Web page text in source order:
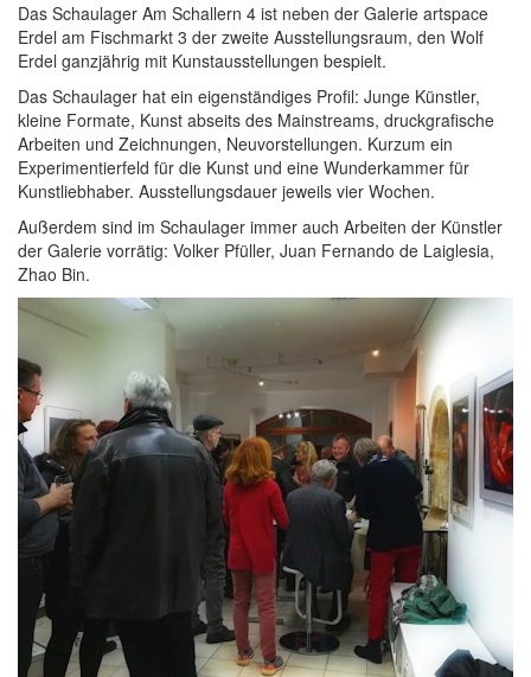
Das Schaulager Am Schallern 4 ist neben der Galerie artspace
Erdel am Fischmarkt 3 der zweite Ausstellungsraum, den Wolf
Erdel ganzjährig mit Kunstausstellungen bespielt.
Das Schaulager hat ein eigenständiges Profil: Junge Künstler,
kleine Formate, Kunst abseits des Mainstreams, druckgrafische
Arbeiten und Zeichnungen, Neuvorstellungen. Kurzum ein
Experimentierfeld für die Kunst und eine Wunderkammer für
Kunstliebhaber. Ausstellungsdauer jeweils vier Wochen.
Außerdem sind im Schaulager immer auch Arbeiten der Künstler
der Galerie vorrätig: Volker Pfüller, Juan Fernando de Laiglesia,
Zhao Bin.